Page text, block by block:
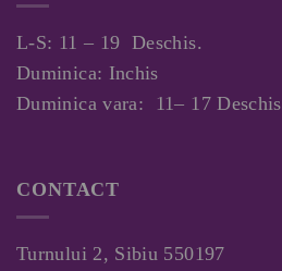
L-S: 11 – 19 Deschis.
Duminica: Inchis
Duminica vara: 11– 17 Deschis
CONTACT
Turnului 2, Sibiu 550197